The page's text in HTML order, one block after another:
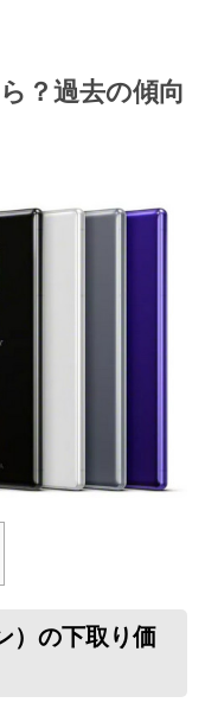
？過去の傾向
）の下取り価